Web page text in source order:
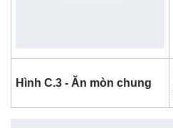
Hình C.3 - Ăn mòn chung